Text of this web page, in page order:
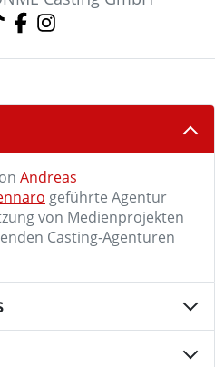
Andreas
geführte Agentur
von Medienprojekten
Casting-Agenturen